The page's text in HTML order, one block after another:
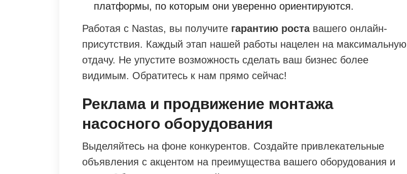
платформы, по которым они уверенно ориентируются.
Работая с Nastas, вы получите гарантию роставашего онлайн-
присутствия. Каждый этап нашей работы нацелен на максимальную
отдачу. Не упустите возможность сделать ваш бизнес более
видимым. Обратитесь к нам прямо сейчас!
Реклама и продвижение монтажа
насосного оборудования
Выделяйтесь на фоне конкурентов. Создайте привлекательные
объявления с акцентом на преимущества вашего оборудования и